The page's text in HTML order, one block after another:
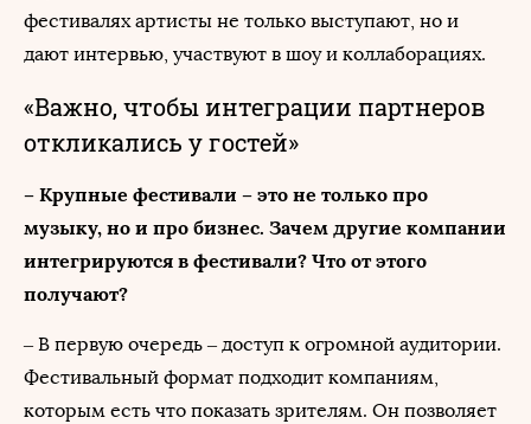
фестивалях артисты не только выступают, но и
дают интервью, участвуют в шоу и коллаборациях.
«Важно, чтобы интеграции партнеров
откликались у гостей»
– Крупные фестивали – это не только про
музыку, но и про бизнес. Зачем другие компании
интегрируются в фестивали? Что от этого
получают?
– В первую очередь – доступ к огромной аудитории.
Фестивальный формат подходит компаниям,
которым есть что показать зрителям. Он позволяет